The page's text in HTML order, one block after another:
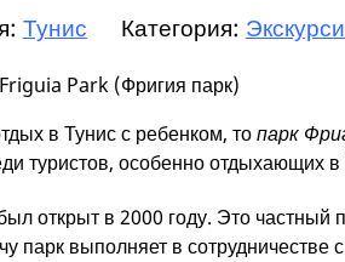
Тунис Категория:
в Тунис с ребенком, топарк
туристов, особенно отдыхающих
открыт в 2000 году. Это частный
парк выполняет в сотрудничестве